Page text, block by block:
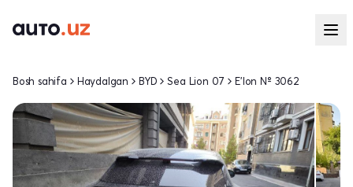
Bosh sahifa Haydalgan BYD Sea Lion 07 E'lon № 3062